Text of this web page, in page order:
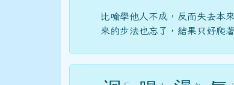
比喻學他人不成，反而失去本
來的步法也忘了，結果只好爬著